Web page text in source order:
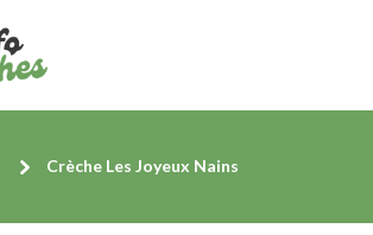
Crèche Les Joyeux Nains